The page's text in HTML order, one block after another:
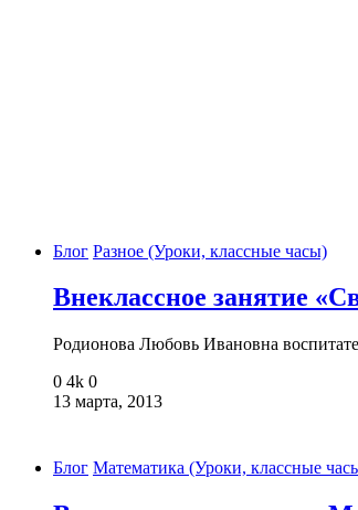
Блог Разное (Уроки, классные часы)
Внеклассное занятие
Родионова Любовь Ивановна
0 4k 0
13 марта, 2013
Блог Математика (Уроки, классные